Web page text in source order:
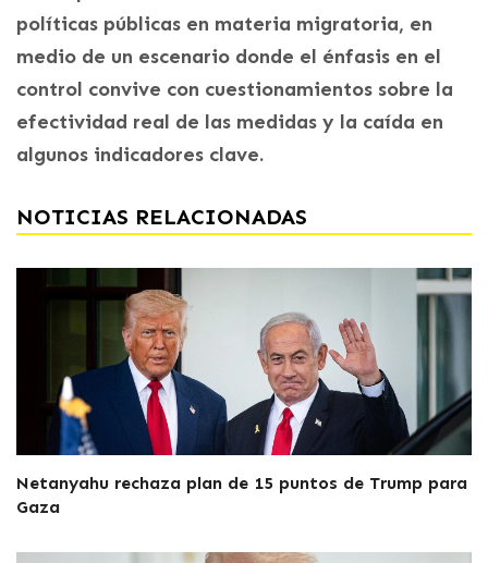
políticas públicas en materia migratoria, en
medio de un escenario donde el énfasis en el
control convive con cuestionamientos sobre la
efectividad real de las medidas y la caída en
algunos indicadores clave.
NOTICIAS RELACIONADAS
Netanyahu rechaza plan de 15 puntos de Trump para
Gaza